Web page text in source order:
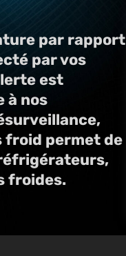
par rapport
par vos
est
à nos
froid permet de
froides.